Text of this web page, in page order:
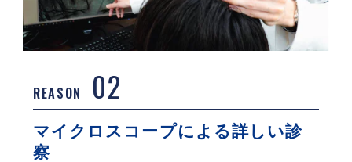
REASON 02
マイクロスコープによる詳しい診
察